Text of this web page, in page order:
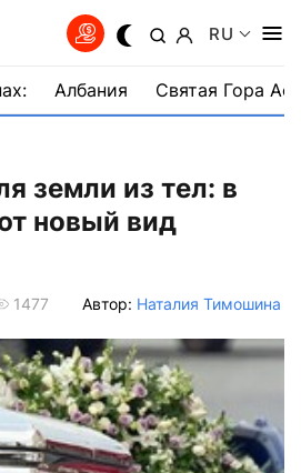
RU
Албания Святая Гора
земли из тел: в
новый вид
1477 Автор: Наталия Тимошина